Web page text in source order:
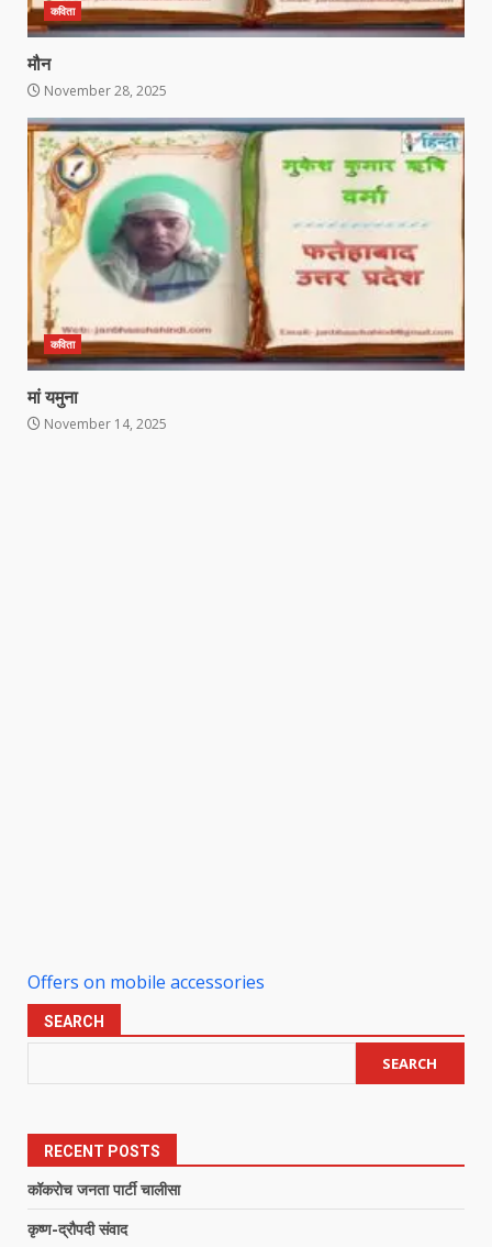
कविता
मौन
November 28, 2025
कविता
मां यमुना
November 14, 2025
Offers on mobile accessories
SEARCH
SEARCH
RECENT POSTS
कॉकरोच जनता पार्टी चालीसा
कृष्ण-द्रौपदी संवाद